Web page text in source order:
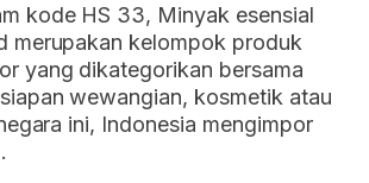
kode HS 33, Minyak esensial
merupakan kelompok produk
yang dikategorikan bersama
wewangian, kosmetik atau
ini, Indonesia mengimpor